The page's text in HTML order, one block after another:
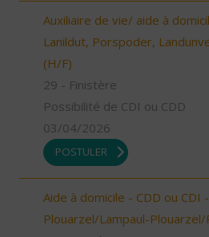
Auxiliaire de vie/ aide à
Lanildut, Porspoder,
(H/F)
29 - Finistère
Possibilité de CDI ou CDD
03/04/2026
POSTULER
Aide à domicile - CDD ou CDI -
Plouarzel/Lampaul-